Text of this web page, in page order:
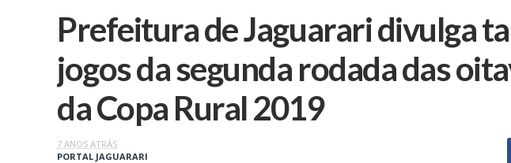
Prefeitura de Jaguarari divulga
jogos da segunda rodada das
da Copa Rural 2019
7 ANOS ATRÁS
PORTAL JAGUARARI